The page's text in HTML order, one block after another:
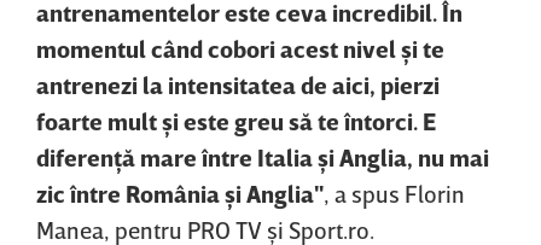
antrenamentelor este ceva incredibil. În
momentul când cobori acest nivel şi te
antrenezi la intensitatea de aici, pierzi
foarte mult şi este greu să te întorci. E
diferenţă mare între Italia şi Anglia, nu mai
zic între România şi Anglia", a spus Florin
Manea, pentru PRO TV şi Sport.ro.